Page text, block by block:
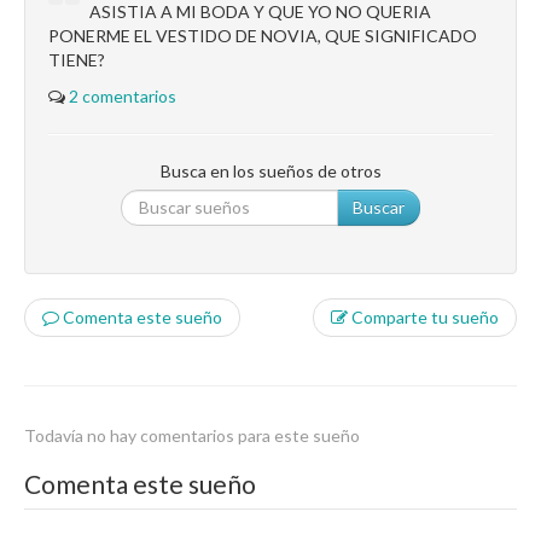
ASISTIA A MI BODA Y QUE YO NO QUERIA
PONERME EL VESTIDO DE NOVIA, QUE SIGNIFICADO
TIENE?
2 comentarios
Busca en los sueños de otros
Buscar
Comenta este sueño Comparte tu sueño
Todavía no hay comentarios para este sueño
Comenta este sueño